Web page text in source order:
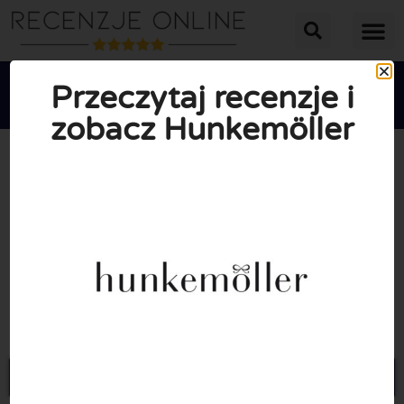

Przeczytaj recenzje i
zobacz Hunkemöller